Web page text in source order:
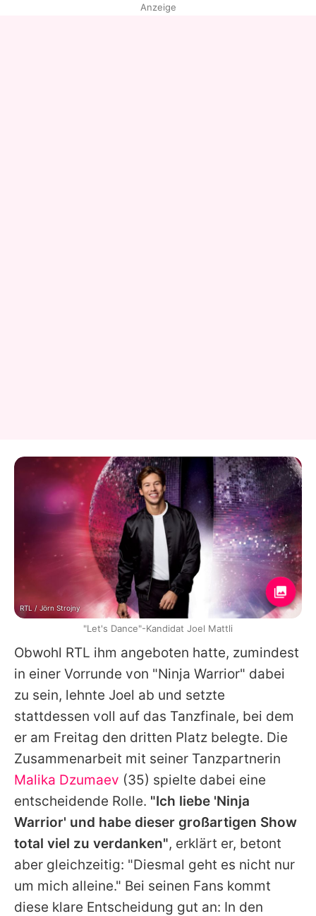
Obwohl RTL ihm angeboten hatte, zumindest
in einer Vorrunde von "Ninja Warrior" dabei
zu sein, lehnte Joel ab und setzte
stattdessen voll auf das Tanzfinale, bei dem
er am Freitag den dritten Platz belegte. Die
Zusammenarbeit mit seiner Tanzpartnerin
Malika Dzumaev (35) spielte dabei eine
entscheidende Rolle. "Ich liebe 'Ninja
Warrior' und habe dieser großartigen Show
total viel zu verdanken", erklärt er, betont
aber gleichzeitig: "Diesmal geht es nicht nur
um mich alleine." Bei seinen Fans kommt
diese klare Entscheidung gut an: In den
Anzeige
RTL / Jörn Strojny
"Let's Dance"-Kandidat Joel Mattli